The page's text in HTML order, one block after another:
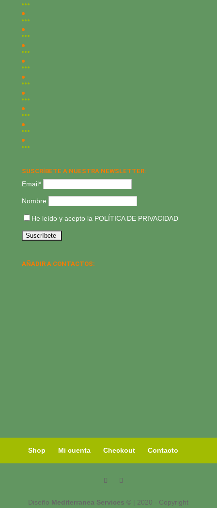
SUSCRÍBETE A NUESTRA NEWSLETTER:
Email*
Nombre
He leído y acepto la POLÍTICA DE PRIVACIDAD
AÑADIR A CONTACTOS:
Shop Mi cuenta Checkout Contacto
Diseño Mediterranea Services © | 2020 - Copyright